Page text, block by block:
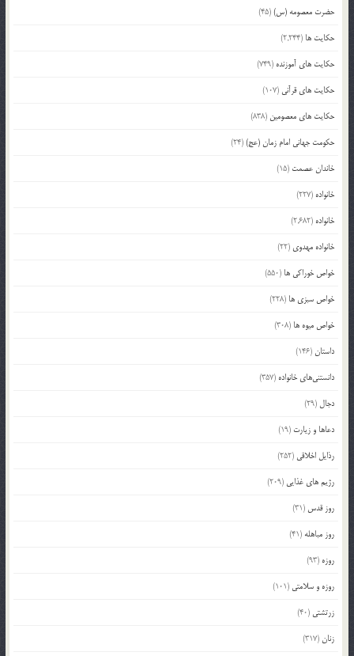
حضرت معصومه (س)(45)
حکایت ها (2,244)
حکایت های آموزنده (749)
حکایت های قرآنی (107)
حکایت های معصومین (838)
حکومت جهانی امام زمان (عج)(24)
خاندان عصمت (15)
خانواده (227)
خانواده (2,682)
خانواده مهدوی (22)
خواص خوراکی ها (550)
خواص سبزی ها (228)
خواص میوه ها (308)
داستان(146)
دانستنی‌های خانواده (357)
دجال (29)
دعاها و زیارت (19)
رذایل اخلاقی (252)
رژیم های غذایی (209)
روز قدس (31)
روز مباهله (41)
روزه (93)
روزه و سلامتی (101)
زرتشتی (40)
زنان(317)